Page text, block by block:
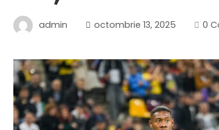
admin octombrie 13, 2025 0